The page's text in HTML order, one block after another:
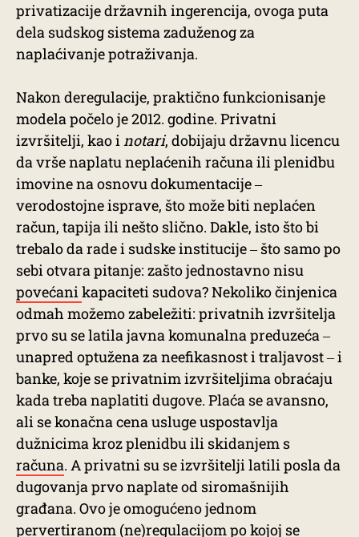
privatizacije državnih ingerencija, ovoga puta
dela sudskog sistema zaduženog za
naplaćivanje potraživanja.
Nakon deregulacije, praktično funkcionisanje
modela počelo je 2012. godine. Privatni
izvršitelji, kao inotari, dobijaju državnu licencu
da vrše naplatu neplaćenih računa ili plenidbu
imovine na osnovu dokumentacije ‒
verodostojne isprave, što može biti neplaćen
račun, tapija ili nešto slično. Dakle, isto što bi
trebalo da rade i sudske institucije ‒ što samo po
sebi otvara pitanje: zašto jednostavno nisu
povećanikapaciteti sudova? Nekoliko činjenica
odmah možemo zabeležiti: privatnih izvršitelja
prvo su se latila javna komunalna preduzeća ‒
unapred optužena za neefikasnost i traljavost ‒ i
banke, koje se privatnim izvršiteljima obraćaju
kada treba naplatiti dugove. Plaća se avansno,
ali se konačna cena usluge uspostavlja
dužnicima kroz plenidbu ili skidanjem s
računa. A privatni su se izvršitelji latili posla da
dugovanja prvo naplate od siromašnijih
građana. Ovo je omogućeno jednom
pervertiranom (ne)regulacijom po kojoj se